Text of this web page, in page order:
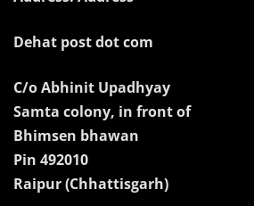
Dehat post dot com
C/o Abhinit Upadhyay
Samta colony, in front of
Bhimsen bhawan
Pin 492010
Raipur (Chhattisgarh)